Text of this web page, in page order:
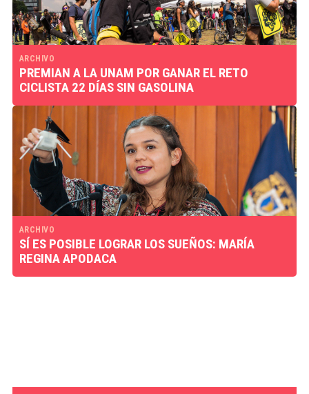
ARCHIVO
PREMIAN A LA UNAM POR GANAR EL RETO
CICLISTA 22 DÍAS SIN GASOLINA
ARCHIVO
SÍ ES POSIBLE LOGRAR LOS SUEÑOS: MARÍA
REGINA APODACA